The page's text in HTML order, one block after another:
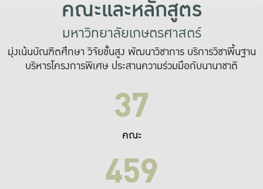
คณะและหลักสูตร
มหาวิทยาลัยเกษตรศาสตร์
มุ่งเน้นบัณฑิตศึกษา วิจัยขั้นสูง พัฒนาวิชาการ บริการวิชาพื้นฐาน
บริหารโครงการพิเศษ ประสานความร่วมมือกับนานาชาติ
37
คณะ
459